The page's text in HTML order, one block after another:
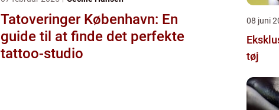
Tatoveringer København: En
guide til at finde det perfekte
tattoo-studio
08 juni
tøj